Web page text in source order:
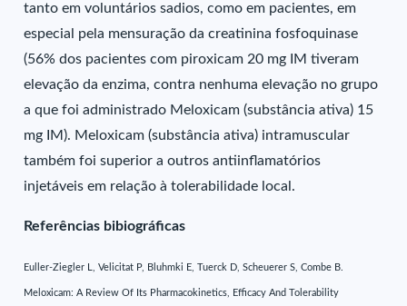
tanto em voluntários sadios, como em pacientes, em
especial pela mensuração da creatinina fosfoquinase
(56% dos pacientes com piroxicam 20 mg IM tiveram
elevação da enzima, contra nenhuma elevação no grupo
a que foi administrado Meloxicam (substância ativa) 15
mg IM). Meloxicam (substância ativa) intramuscular
também foi superior a outros antiinflamatórios
injetáveis em relação à tolerabilidade local.
Referências bibiográficas
Euller-Ziegler L, Velicitat P, Bluhmki E, Tuerck D, Scheuerer S, Combe B.
Meloxicam: A Review Of Its Pharmacokinetics, Efficacy And Tolerability